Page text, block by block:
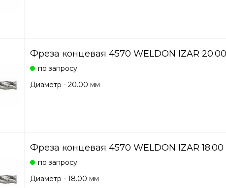
Фреза концевая 4570 WELDON IZAR
по запросу
Диаметр - 20.00 мм
Фреза концевая 4570 WELDON IZAR
по запросу
Диаметр - 18.00 мм